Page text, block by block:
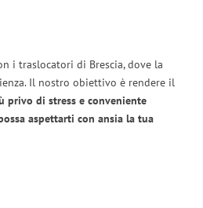
i traslocatori di Brescia, dove la
Il nostro obiettivo è rendere il
privo di stress e conveniente
aspettarti con ansia la tua